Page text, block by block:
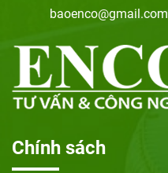
baoenco@gmail.com
Chính sách